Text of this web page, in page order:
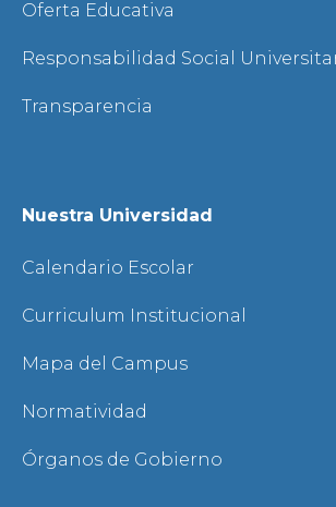
Oferta Educativa
Responsabilidad Social
Transparencia
Nuestra Universidad
Calendario Escolar
Curriculum Institucional
Mapa del Campus
Normatividad
Órganos de Gobierno